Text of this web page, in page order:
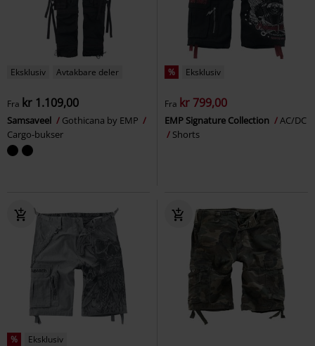
Eksklusiv Avtakbare deler
Fra kr 1.109,00
Samsaveel
Gothicana by EMP
Cargo-bukser
% Eksklusiv
Fra kr 799,00
EMP Signature Collection
AC/DC
Shorts
% Eksklusiv